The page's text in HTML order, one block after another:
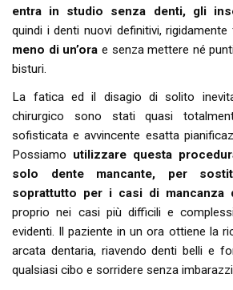
entra in studio senza denti, gli
quindi i denti nuovi definitivi,
meno di un’ora e senza mettere né
bisturi.
La fatica ed il disagio di solito
chirurgico sono stati quasi
sofisticata e avvincente esatta
Possiamo utilizzare questa
solo dente mancante, per
soprattutto per i casi di
proprio nei casi più difficili e
evidenti. Il paziente in un ora ottiene la
arcata dentaria, riavendo denti belli e
qualsiasi cibo e sorridere senza